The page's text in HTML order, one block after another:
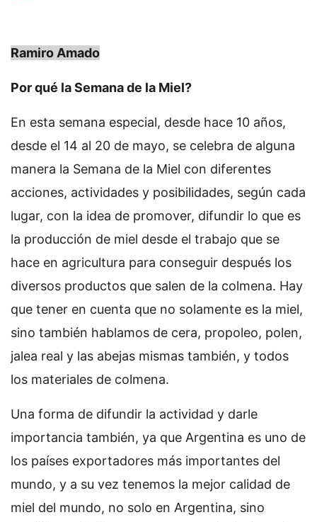
Ramiro Amado
Por qué la Semana de la Miel?
En esta semana especial, desde hace 10 años,
desde el 14 al 20 de mayo, se celebra de alguna
manera la Semana de la Miel con diferentes
acciones, actividades y posibilidades, según cada
lugar, con la idea de promover, difundir lo que es
la producción de miel desde el trabajo que se
hace en agricultura para conseguir después los
diversos productos que salen de la colmena. Hay
que tener en cuenta que no solamente es la miel,
sino también hablamos de cera, propoleo, polen,
jalea real y las abejas mismas también, y todos
los materiales de colmena.
Una forma de difundir la actividad y darle
importancia también, ya que Argentina es uno de
los países exportadores más importantes del
mundo, y a su vez tenemos la mejor calidad de
miel del mundo, no solo en Argentina, sino